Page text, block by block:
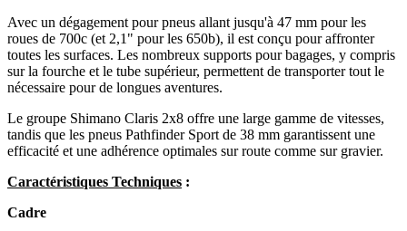
Avec un dégagement pour pneus allant jusqu'à 47 mm pour les
roues de 700c (et 2,1" pour les 650b), il est conçu pour affronter
toutes les surfaces. Les nombreux supports pour bagages, y compris
sur la fourche et le tube supérieur, permettent de transporter tout le
nécessaire pour de longues aventures.
Le groupe Shimano Claris 2x8 offre une large gamme de vitesses,
tandis que les pneus Pathfinder Sport de 38 mm garantissent une
efficacité et une adhérence optimales sur route comme sur gravier.
Caractéristiques Techniques :
Cadre